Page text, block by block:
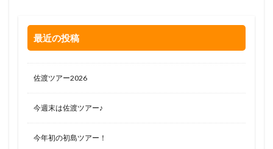
最近の投稿
佐渡ツアー2026
今週末は佐渡ツアー♪
今年初の初島ツアー！